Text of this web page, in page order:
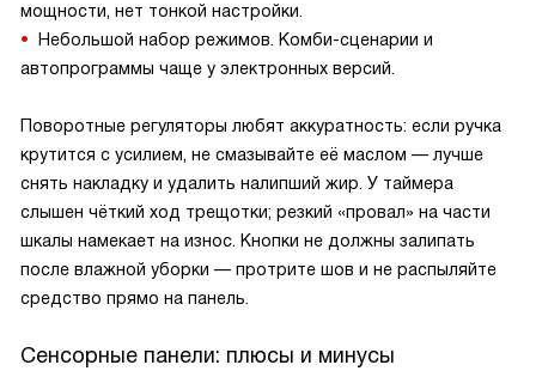
мощности, нет тонкой настройки.
Небольшой набор режимов. Комби-сценарии и
автопрограммы чаще у электронных версий.
Поворотные регуляторы любят аккуратность: если ручка
крутится с усилием, не смазывайте её маслом — лучше
снять накладку и удалить налипший жир. У таймера
слышен чёткий ход трещотки; резкий «провал» на части
шкалы намекает на износ. Кнопки не должны залипать
после влажной уборки — протрите шов и не распыляйте
средство прямо на панель.
Сенсорные панели: плюсы и минусы